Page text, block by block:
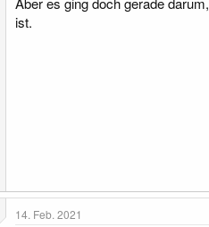
ist.
14. Feb. 2021